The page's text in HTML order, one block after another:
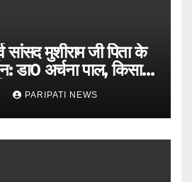
मुशीराम जी पिता के
डा0 अर्चना पाल, किसान
PARIPATI NEWS